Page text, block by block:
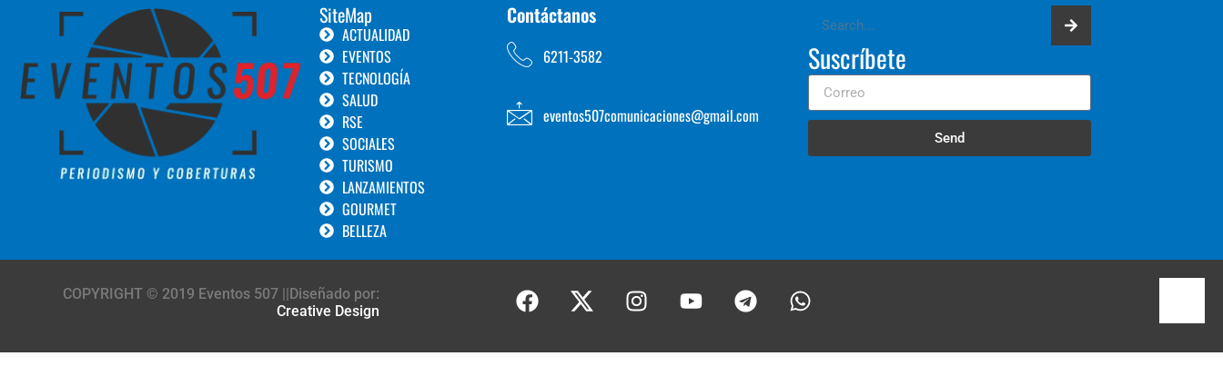
SiteMap
ACTUALIDAD
EVENTOS
TECNOLOGÍA
SALUD
RSE
SOCIALES
TURISMO
LANZAMIENTOS
GOURMET
BELLEZA
Contáctanos
6211-3582
eventos507comunicaciones@gmail.com
Suscríbete
Send
COPYRIGHT © 2019 Eventos 507 ||Diseñado por:
Creative Design